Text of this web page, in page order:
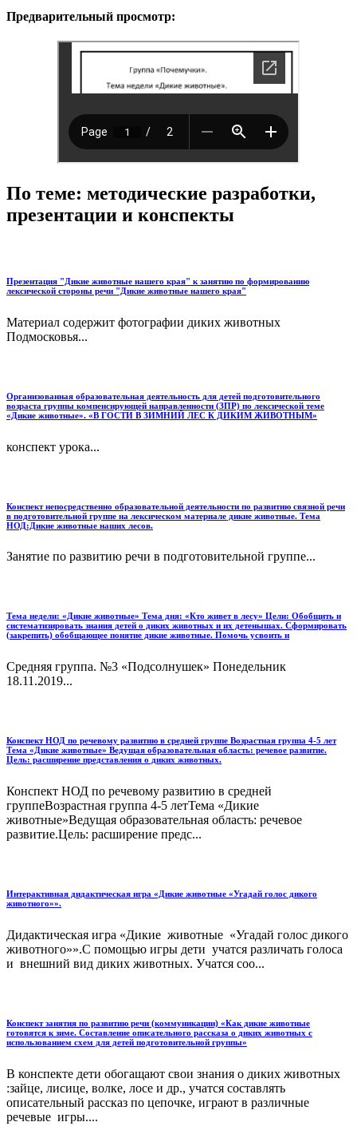
Предварительный просмотр:
По теме: методические разработки,
презентации и конспекты
Презентация "Дикие животные нашего края" к занятию по формированию
лексической стороны речи "Дикие животные нашего края"
Материал содержит фотографии диких животных
Подмосковья...
Организованная образовательная деятельность для детей подготовительного
возраста группы компенсирующей направленности (ЗПР) по лексической теме
«Дикие животные». «В ГОСТИ В ЗИМНИЙ ЛЕС К ДИКИМ ЖИВОТНЫМ»
конспект урока...
Конспект непосредственно образовательной деятельности по развитию связной речи
в подготовительной группе на лексическом материале дикие животные. Тема
НОД:Дикие животные наших лесов.
Занятие по развитию речи в подготовительной группе...
Тема недели: «Дикие животные» Тема дня: «Кто живет в лесу» Цели: Обобщить и
систематизировать знания детей о диких животных и их детенышах. Сформировать
(закрепить) обобщающее понятие дикие животные. Помочь усвоить н
Средняя группа. №3 «Подсолнушек» Понедельник
18.11.2019...
Конспект НОД по речевому развитию в средней группе Возрастная группа 4-5 лет
Тема «Дикие животные» Ведущая образовательная область: речевое развитие.
Цель: расширение представления о диких животных.
Конспект НОД по речевому развитию в средней
группеВозрастная группа 4-5 летТема «Дикие
животные»Ведущая образовательная область: речевое
развитие.Цель: расширение предс...
Интерактивная дидактическая игра «Дикие животные «Угадай голос дикого
животного»».
Дидактическая игра «Дикие животные «Угадай голос дикого
животного»».С помощью игры дети учатся различать голоса
и внешний вид диких животных. Учатся соо...
Конспект занятия по развитию речи (коммуникации) «Как дикие животные
готовятся к зиме. Составление описательного рассказа о диких животных с
использованием схем для детей подготовительной группы»
В конспекте дети обогащают свои знания о диких животных
:зайце, лисице, волке, лосе и др., учатся составлять
описательный рассказ по цепочке, играют в различные
речевые игры....